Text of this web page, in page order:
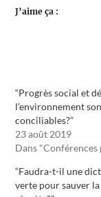
J’aime ça :
“Progrès social et
l’environnement
conciliables?”
23 août 2019
Dans "Conférences
“Faudra-t-il une
verte pour sauver la